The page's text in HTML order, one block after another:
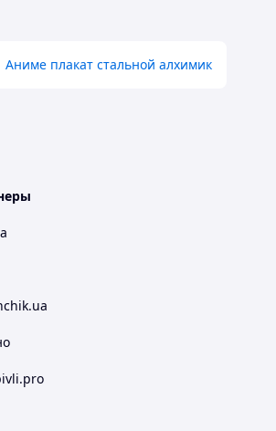
Аниме плакат стальной алхимик